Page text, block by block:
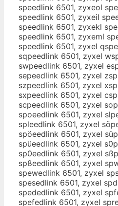
speedlink 6501, zyxeol
speedlink 6501, zyxeil
speedlink 6501, zyxekl
speedlink 6501, zyxeml
speedlink 6501, zyxel
sqpeedlink 6501, zyxel
swpeedlink 6501, zyxel
sepeedlink 6501, zyxel
szpeedlink 6501, zyxel
sxpeedlink 6501, zyxel
scpeedlink 6501, zyxel
spoeedlink 6501, zyxel
spleedlink 6501, zyxel
spöeedlink 6501, zyxel
spüeedlink 6501, zyxel
sp0eedlink 6501, zyxel
spßeedlink 6501, zyxel
spewedlink 6501, zyxel
spesedlink 6501, zyxel
spededlink 6501, zyxel
spefedlink 6501, zyxel